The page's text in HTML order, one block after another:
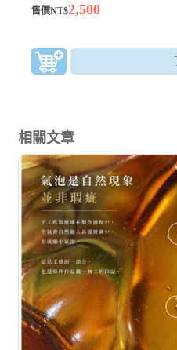
售價NT$2,500
相關文章